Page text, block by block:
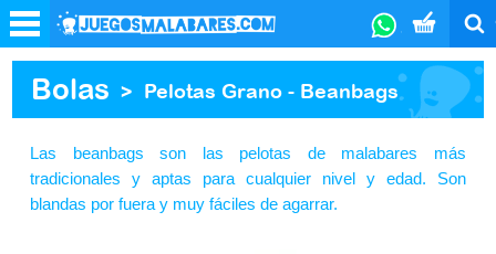
Bolas > Pelotas Grano - Beanbags
Las beanbags son las pelotas de malabares más
tradicionales y aptas para cualquier nivel y edad. Son
blandas por fuera y muy fáciles de agarrar.